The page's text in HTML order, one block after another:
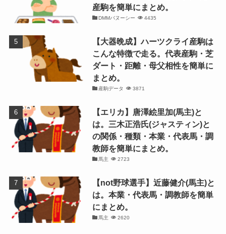
産駒を簡単にまとめ。
DMMバヌーシー 4435
【大器晩成】ハーツクライ産駒は
こんな特徴で走る。代表産駒・芝
ダート・距離・母父相性を簡単に
まとめ。
産駒データ 3871
【エリカ】唐澤絵里加(馬主)と
は。三木正浩氏(ジャスティン)と
の関係・種類・本業・代表馬・調
教師を簡単にまとめ。
馬主 2723
【not野球選手】近藤健介(馬主)と
は。本業・代表馬・調教師を簡単
にまとめ。
馬主 2620